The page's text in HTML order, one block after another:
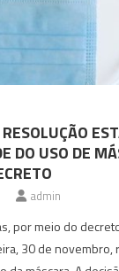
DO USO DE
admin
por meio do
30 de novembro,